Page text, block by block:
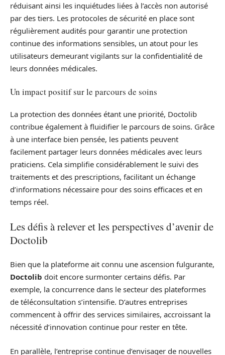
réduisant ainsi les inquiétudes liées à l’accès non autorisé
par des tiers. Les protocoles de sécurité en place sont
régulièrement audités pour garantir une protection
continue des informations sensibles, un atout pour les
utilisateurs demeurant vigilants sur la confidentialité de
leurs données médicales.
Un impact positif sur le parcours de soins
La protection des données étant une priorité, Doctolib
contribue également à fluidifier le parcours de soins. Grâce
à une interface bien pensée, les patients peuvent
facilement partager leurs données médicales avec leurs
praticiens. Cela simplifie considérablement le suivi des
traitements et des prescriptions, facilitant un échange
d’informations nécessaire pour des soins efficaces et en
temps réel.
Les défis à relever et les perspectives d’avenir de
Doctolib
Bien que la plateforme ait connu une ascension fulgurante,
Doctolib doit encore surmonter certains défis. Par
exemple, la concurrence dans le secteur des plateformes
de téléconsultation s’intensifie. D’autres entreprises
commencent à offrir des services similaires, accroissant la
nécessité d’innovation continue pour rester en tête.
En parallèle, l’entreprise continue d’envisager de nouvelles